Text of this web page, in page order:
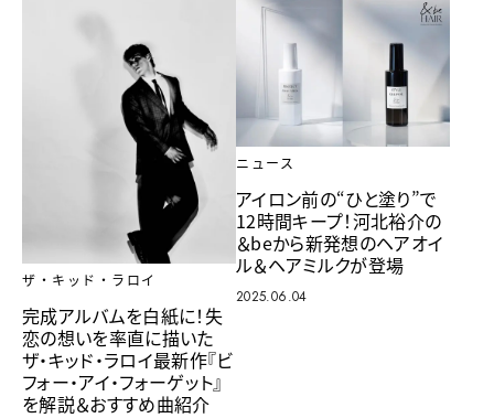
ザ・キッド・ラロイ
完成アルバムを白紙に！失
恋の想いを率直に描いた
ザ・キッド・ラロイ最新作『ビ
フォー・アイ・フォーゲット』
を解説＆おすすめ曲紹介
ニュース
アイロン前の“ひと塗り”で
12時間キープ！河北裕介の
＆beから新発想のヘアオイ
ル＆ヘアミルクが登場
2025.06.04